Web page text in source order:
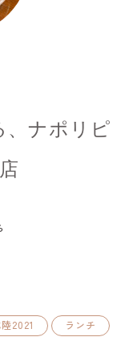
、ナポリピ
2021
ランチ